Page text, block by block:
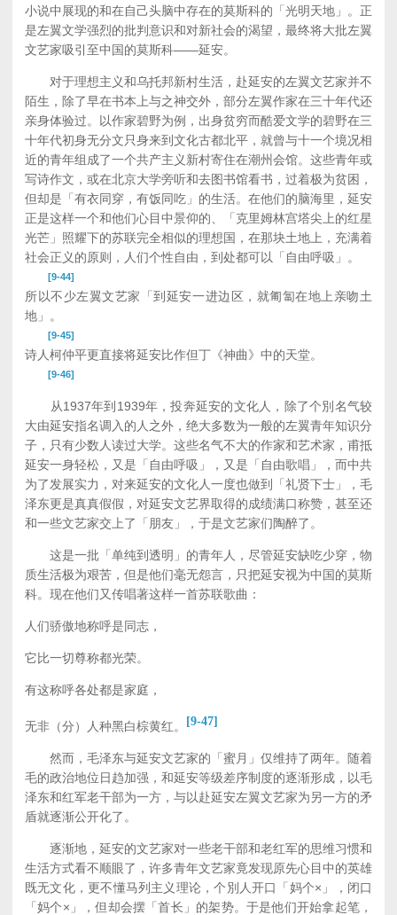
小说中展现的和在自己头脑中存在的莫斯科的「光明天地」。正
是左翼文学强烈的批判意识和对新社会的渴望，最终将大批左翼
文艺家吸引至中国的莫斯科——延安。
对于理想主义和乌托邦新村生活，赴延安的左翼文艺家并不
陌生，除了早在书本上与之神交外，部分左翼作家在三十年代还
亲身体验过。以作家碧野为例，出身贫穷而酷爱文学的碧野在三
十年代初身无分文只身来到文化古都北平，就曾与十一个境况相
近的青年组成了一个共产主义新村寄住在潮州会馆。这些青年或
写诗作文，或在北京大学旁听和去图书馆看书，过着极为贫困，
但却是「有衣同穿，有饭同吃」的生活。在他们的脑海里，延安
正是这样一个和他们心目中景仰的、「克里姆林宫塔尖上的红星
光芒」照耀下的苏联完全相似的理想国，在那块土地上，充满着
社会正义的原则，人们个性自由，到处都可以「自由呼吸」。
[9-44]
所以不少左翼文艺家「到延安一进边区，就匍匐在地上亲吻土
地」。
[9-45]
诗人柯仲平更直接将延安比作但丁《神曲》中的天堂。
[9-46]
从1937年到1939年，投奔延安的文化人，除了个別名气较
大由延安指名调入的人之外，绝大多数为一般的左翼青年知识分
子，只有少数人读过大学。这些名气不大的作家和艺术家，甫抵
延安一身轻松，又是「自由呼吸」，又是「自由歌唱」，而中共
为了发展实力，对来延安的文化人一度也做到「礼贤下士」，毛
泽东更是真真假假，对延安文艺界取得的成绩满口称赞，甚至还
和一些文艺家交上了「朋友」，于是文艺家们陶醉了。
这是一批「单纯到透明」的青年人，尽管延安缺吃少穿，物
质生活极为艰苦，但是他们毫无怨言，只把延安视为中国的莫斯
科。现在他们又传唱著这样一首苏联歌曲：
人们骄傲地称呼是同志，
它比一切尊称都光荣。
有这称呼各处都是家庭，
无非（分）人种黑白棕黄红。 [9-47]
然而，毛泽东与延安文艺家的「蜜月」仅维持了两年。随着
毛的政治地位日趋加强，和延安等级差序制度的逐渐形成，以毛
泽东和红军老干部为一方，与以赴延安左翼文艺家为另一方的矛
盾就逐渐公开化了。
逐渐地，延安的文艺家对一些老干部和老红军的思维习惯和
生活方式看不顺眼了，许多青年文艺家竟发现原先心目中的英雄
既无文化，更不懂马列主义理论，个別人开口「妈个×」，闭口
「妈个×」，但却会摆「首长」的架势。于是他们开始拿起笔，